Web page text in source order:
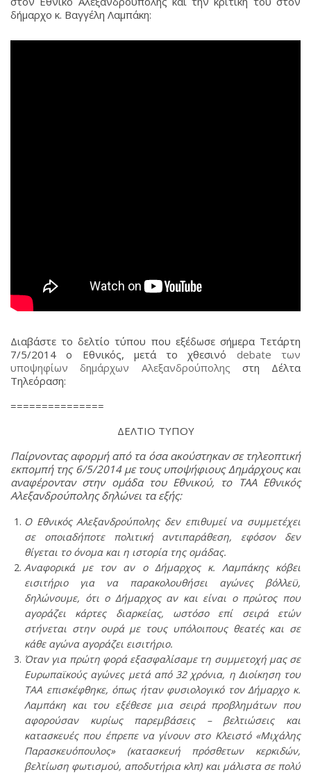
δήμαρχο κ. Βαγγέλη Λαμπάκη:
Διαβάστε το δελτίο τύπου που εξέδωσε σήμερα Τετάρτη
7/5/2014 ο Εθνικός, μετά το χθεσινό debate των
υποψηφίων δημάρχων Αλεξανδρούπολης στη Δέλτα
Τηλεόραση:
===============
ΔΕΛΤΙΟ ΤΥΠΟΥ
Παίρνοντας αφορμή από τα όσα ακούστηκαν σε τηλεοπτική
εκπομπή της 6/5/2014 με τους υποψήφιους Δημάρχους και
αναφέρονταν στην ομάδα του Εθνικού, το ΤΑΑ Εθνικός
Αλεξανδρούπολης δηλώνει τα εξής:
Ο Εθνικός Αλεξανδρούπολης δεν επιθυμεί να συμμετέχει
σε οποιαδήποτε πολιτική αντιπαράθεση, εφόσον δεν
θίγεται το όνομα και η ιστορία της ομάδας.
Αναφορικά με τον αν ο Δήμαρχος κ. Λαμπάκης κόβει
εισιτήριο για να παρακολουθήσει αγώνες βόλλεϋ,
δηλώνουμε, ότι ο Δήμαρχος αν και είναι ο πρώτος που
αγοράζει κάρτες διαρκείας, ωστόσο επί σειρά ετών
στήνεται στην ουρά με τους υπόλοιπους θεατές και σε
κάθε αγώνα αγοράζει εισιτήριο.
Όταν για πρώτη φορά εξασφαλίσαμε τη συμμετοχή μας σε
Ευρωπαϊκούς αγώνες μετά από 32 χρόνια, η Διοίκηση του
ΤΑΑ επισκέφθηκε, όπως ήταν φυσιολογικό τον Δήμαρχο κ.
Λαμπάκη και του εξέθεσε μια σειρά προβλημάτων που
αφορούσαν κυρίως παρεμβάσεις – βελτιώσεις και
κατασκευές που έπρεπε να γίνουν στο Κλειστό «Μιχάλης
Παρασκευόπουλος» (κατασκευή πρόσθετων κερκιδών,
βελτίωση φωτισμού, αποδυτήρια κλπ) και μάλιστα σε πολύ